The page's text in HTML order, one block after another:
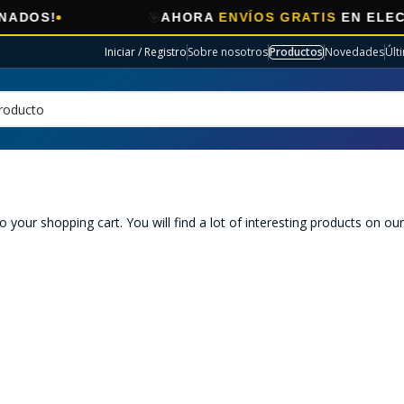
AHORAENVÍOS GRATISEN
Iniciar / RegistroSobre nosotrosProductosNovedades
shopping cart. You will find a lot of interesting products on our